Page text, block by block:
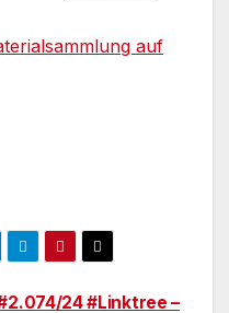
auf
24 #Linktree –